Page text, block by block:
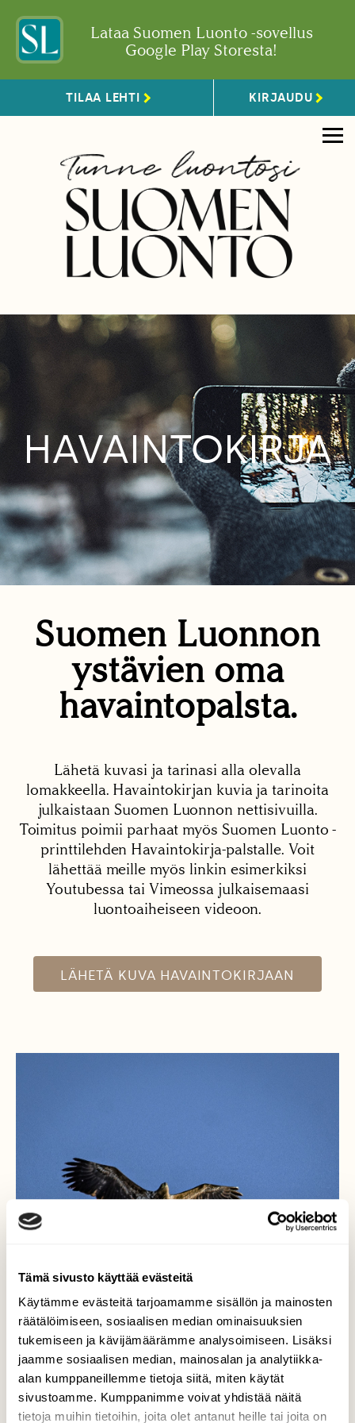
Tämä sivusto käyttää evästeitä
Käytämme evästeitä tarjoamamme sisällön ja mainosten
räätälöimiseen, sosiaalisen median ominaisuuksien
tukemiseen ja kävijämäärämme analysoimiseen. Lisäksi
jaamme sosiaalisen median, mainosalan ja analytiikka-
alan kumppaneillemme tietoja siitä, miten käytät
sivustoamme. Kumppanimme voivat yhdistää näitä
tietoja muihin tietoihin, joita olet antanut heille tai joita on
Lataa Suomen Luonto -sovellus
Google Play Storesta!
TILAA LEHTI KIRJAUDU
HAVAINTOKIRJA
Suomen Luonnon
ystävien oma
havaintopalsta.
Lähetä kuvasi ja tarinasi alla olevalla
lomakkeella. Havaintokirjan kuvia ja tarinoita
julkaistaan Suomen Luonnon nettisivuilla.
Toimitus poimii parhaat myös Suomen Luonto -
printtilehden Havaintokirja-palstalle. Voit
lähettää meille myös linkin esimerkiksi
Youtubessa tai Vimeossa julkaisemaasi
luontoaiheiseen videoon.
LÄHETÄ KUVA HAVAINTOKIRJAAN
Majesteettinen lentäjä